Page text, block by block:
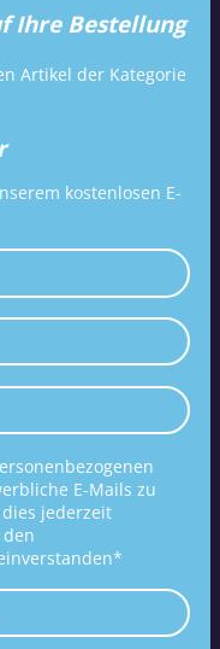
Ihre Bestellung
Artikel der Kategorie
kostenlosen E-
E-Mails zu
jederzeit